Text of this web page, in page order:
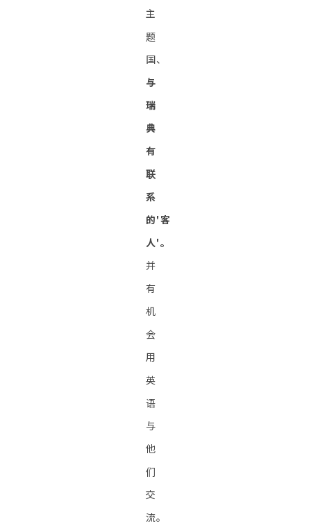
主
题
国、
与
瑞
典
有
联
系
的'客
人'。
并
有
机
会
用
英
语
与
他
们
交
流。